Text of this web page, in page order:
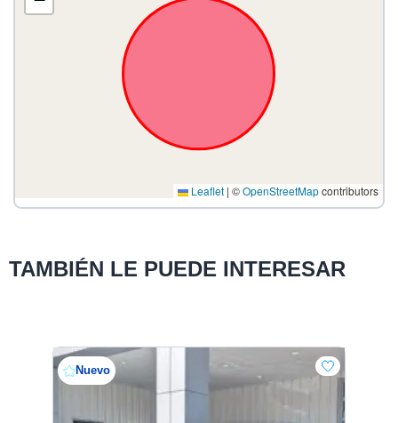
Leaflet | ©OpenStreetMapcontributors
TAMBIÉN LE PUEDE INTERESAR
Nuevo